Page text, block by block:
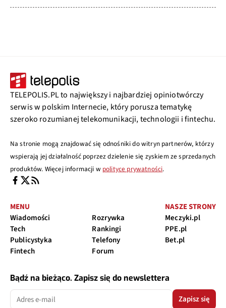
TELEPOLIS.PL to największy i najbardziej opiniotwórczy
serwis w polskim Internecie, który porusza tematykę
szeroko rozumianej telekomunikacji, technologii i fintechu.
Na stronie mogą znajdować się odnośniki do witryn partnerów, którzy
wspierają jej działalność poprzez dzielenie się zyskiem ze sprzedanych
produktów. Więcej informacji w polityce prywatności.
MENU
Wiadomości
Tech
Publicystyka
Fintech
Rozrywka
Rankingi
Telefony
Forum
NASZE STRONY
Meczyki.pl
PPE.pl
Bet.pl
Bądź na bieżąco. Zapisz się do newslettera
Zapisz się